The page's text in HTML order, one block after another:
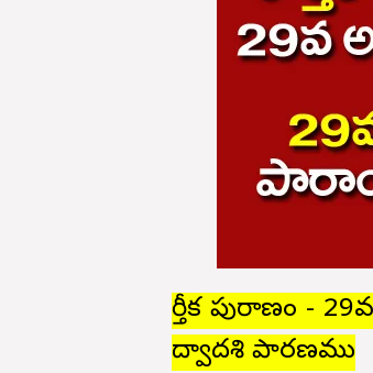
కార్తీక పురాణం -
ద్వాదశి పారణము